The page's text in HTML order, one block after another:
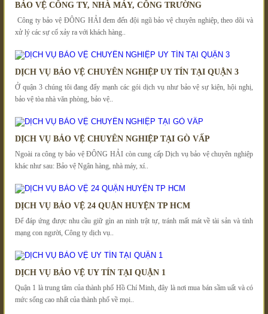
BẢO VỆ CÔNG TY, NHÀ MÁY, CÔNG TRƯỜNG
Công ty bảo vệ ĐÔNG HẢI đem đến đội ngũ bảo vệ chuyên nghiệp, theo dõi và
xử lý các sự cố xảy ra với khách hàng..
DỊCH VỤ BẢO VỆ CHUYÊN NGHIỆP UY TÍN TẠI QUẬN 3
Ở quận 3 chúng tôi đang đẩy mạnh các gói dịch vụ như bảo vệ sự kiện, hội nghị,
bảo vệ tòa nhà văn phòng, bảo vệ..
DỊCH VỤ BẢO VỆ CHUYÊN NGHIỆP TẠI GÒ VẤP
Ngoài ra công ty bảo vệ ĐÔNG HẢI còn cung cấp Dịch vụ bảo vệ chuyên nghiệp
khác như sau: Bảo vệ Ngân hàng, nhà máy, xí..
DỊCH VỤ BẢO VỆ 24 QUẬN HUYỆN TP HCM
Để đáp ứng được nhu cầu giữ gìn an ninh trật tự, tránh mất mát về tài sản và tính
mạng con người, Công ty dịch vụ..
DỊCH VỤ BẢO VỆ UY TÍN TẠI QUẬN 1
Quận 1 là trung tâm của thành phố Hồ Chí Minh, đây là nơi mua bán sầm uất và có
mức sống cao nhất của thành phố về mọi..